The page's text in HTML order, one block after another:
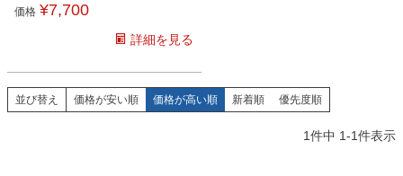
価格 ¥7,700
詳細を見る
並び替え 価格が安い順 価格が高い順 新着順 優先度順
1件中 1-1件表示